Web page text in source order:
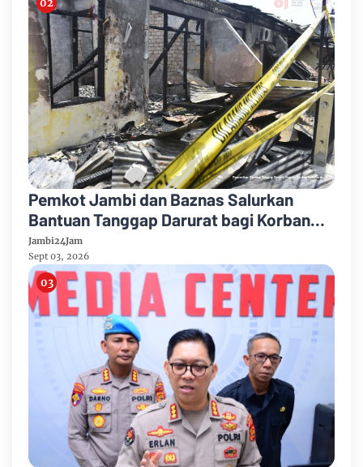
Pemkot Jambi dan Baznas Salurkan
Bantuan Tanggap Darurat bagi Korban
Kebakaran Asrama Polda Jambi
Jambi24Jam
Sept 03, 2026